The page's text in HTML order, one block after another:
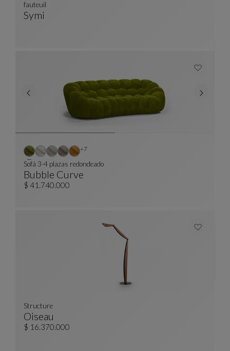
Symi
fauteuil
Bubble Curve
Sofá 3-4 Plazas Redondeado
Ver Descripción Completa
Sofá 3-4 plazas redondeado
$ 41.740.000
+7Otros colores : 7 colores disponibles
Oiseau
Structure
Ver Descripción Completa
Structure
$ 16.370.000